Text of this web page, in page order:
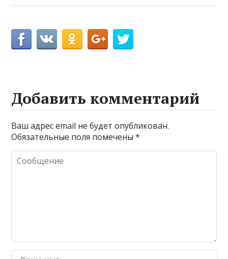
Добавить комментарий
Ваш адрес email не будет опубликован.
Обязательные поля помечены*